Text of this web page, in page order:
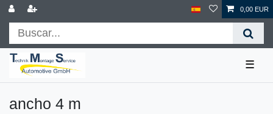
0,00 EUR
☰
ancho 4 m